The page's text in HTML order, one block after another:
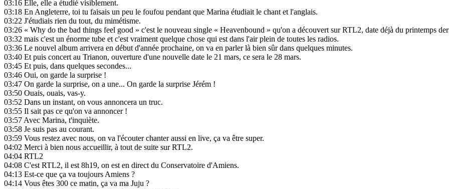
03:16 Elle, elle a étudié visiblement.
03:18 En Angleterre, toi tu faisais un peu le foufou pendant que Marina étudiait le chant et l'anglais.
03:22 J'étudiais rien du tout, du mimétisme.
03:26 « Why do the bad things feel good » c'est le nouveau single « Heavenbound » qu'on a découvert sur RTL2, date déjà du printemps
03:32 mais c'est un énorme tube et c'est vraiment quelque chose qui est dans l'air plein de toutes les radios.
03:36 Le nouvel album arrivera en début d'année prochaine, on va en parler là bien sûr dans quelques minutes.
03:40 Et puis concert au Trianon, ouverture d'une nouvelle date le 21 mars, ce sera le 28 mars.
03:45 Et puis, dans quelques secondes...
03:46 Oui, on garde la surprise !
03:47 On garde la surprise, on a une... On garde la surprise Jérém !
03:50 Ouais, ouais, vas-y.
03:52 Dans un instant, on vous annoncera un truc.
03:55 Il sait pas ce qu'on va annoncer !
03:57Avec Marina, t'inquiète.
03:58 Je suis pas au courant.
03:59 Vous restez avec nous, on va l'écouter chanter aussi en live, ça va être super.
04:02 Merci à bien nous accueillir, à tout de suite sur RTL2.
04:04 RTL2
04:08 C'est RTL2, il est 8h19, on est en direct du Conservatoire d'Amiens.
04:13 Est-ce que ça va toujours Amiens ?
04:14 Vous êtes 300 ce matin, ça va ma Juju ?